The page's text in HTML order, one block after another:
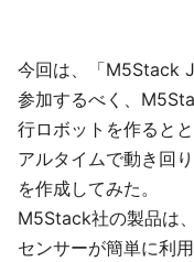
今回は、「M5Stack
参加するべく、
行ロボットを作ると
アルタイムで動き回
を作成してみた。
M5Stack社の製品は
センサーが簡単に利